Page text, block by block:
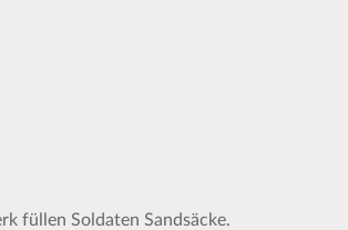
füllen Soldaten Sandsäcke.